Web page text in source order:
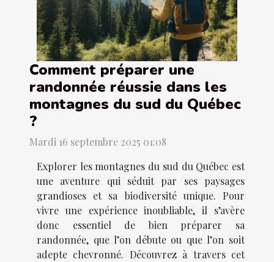
Comment préparer une
randonnée réussie dans les
montagnes du sud du Québec
?
Mardi 16 septembre 2025 01:08
Explorer les montagnes du sud du Québec est
une aventure qui séduit par ses paysages
grandioses et sa biodiversité unique. Pour
vivre une expérience inoubliable, il s’avère
donc essentiel de bien préparer sa
randonnée, que l’on débute ou que l’on soit
adepte chevronné. Découvrez à travers cet